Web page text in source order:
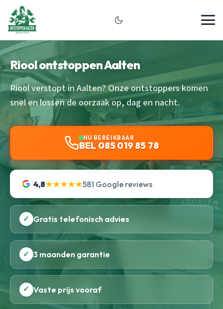
Riool ontstoppen Aalten
Riool verstopt in Aalten? Onze ontstoppers komen
snel en lossen de oorzaak op, dag en nacht.
NU BEREIKBAAR
BEL 085 019 85 78
4,8★★★★★581 Google reviews
✓ Gratis telefonisch advies
✓ 3 maanden garantie
✓ Vaste prijs vooraf